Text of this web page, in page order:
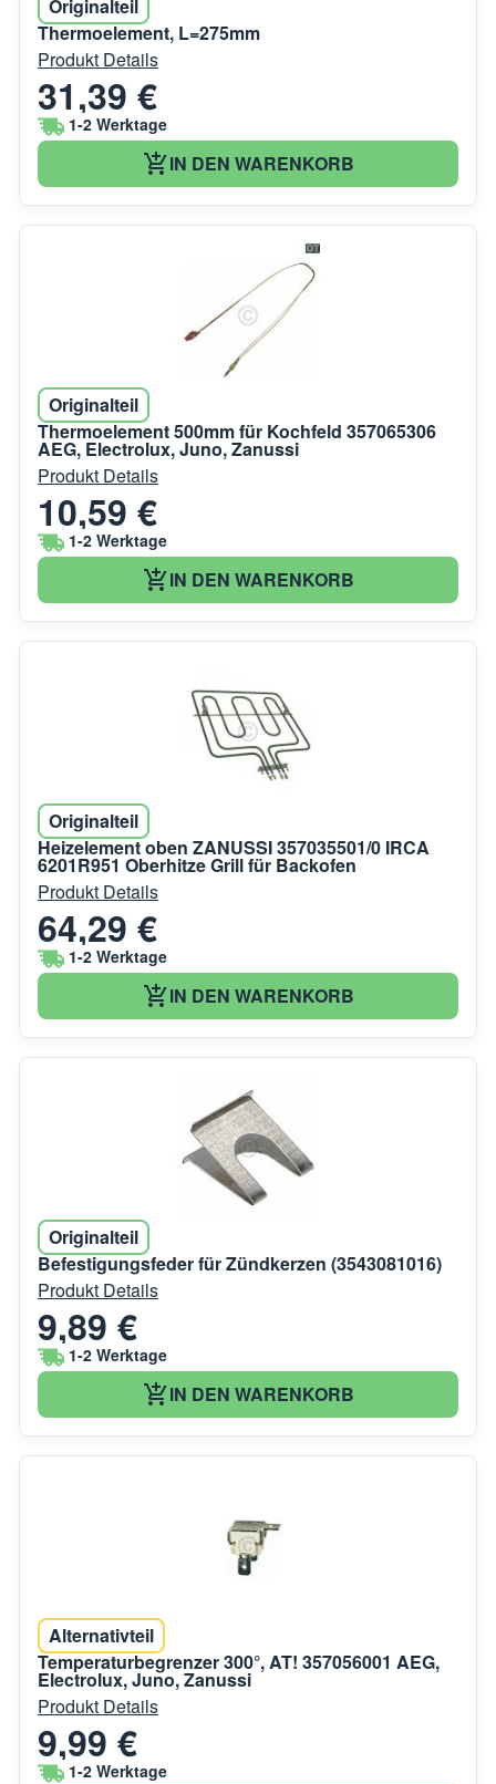
Originalteil
Thermoelement, L=275mm
Produkt Details
31,39 €
1-2 Werktage
IN DEN WARENKORB
Originalteil
Thermoelement 500mm für Kochfeld 357065306
AEG, Electrolux, Juno, Zanussi
Produkt Details
10,59 €
1-2 Werktage
IN DEN WARENKORB
Originalteil
Heizelement oben ZANUSSI 357035501/0 IRCA
6201R951 Oberhitze Grill für Backofen
Produkt Details
64,29 €
1-2 Werktage
IN DEN WARENKORB
Originalteil
Befestigungsfeder für Zündkerzen (3543081016)
Produkt Details
9,89 €
1-2 Werktage
IN DEN WARENKORB
Alternativteil
Temperaturbegrenzer 300°, AT! 357056001 AEG,
Electrolux, Juno, Zanussi
Produkt Details
9,99 €
1-2 Werktage